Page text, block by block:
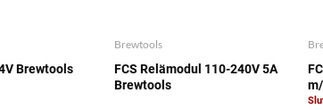
Brewtools
Brewtools
FCS Relämodul 110-240V 5A
Brewtools